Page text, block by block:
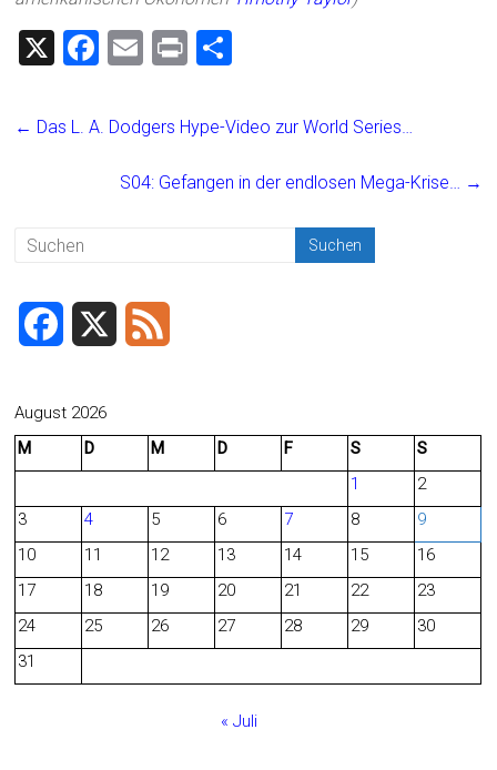
X
F
ce
E
ai
Pr
t
e
← Das L. A. Dodgers Hype-Video zur World Series…
S04: Gefangen in der endlosen Mega-Krise… →
c
b
o
August 2026
M
D M D F S
S
1
2
3
4 5 6 7 8
9
10
11 12 13 14 15
16
17
18 19 20 21 22
23
24
25 26 27 28 29
30
31
« Juli